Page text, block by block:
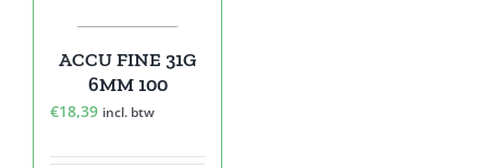
ACCU FINE 31G
6MM 100
€18,39 incl. btw